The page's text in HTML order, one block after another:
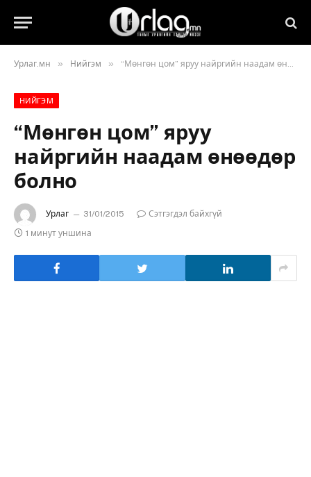
Урлаг.мн » Нийгэм » “Мөнгөн цом” яруу найргийн наадам өнөөдөр болно
НИЙГЭМ
“Мөнгөн цом” яруу
найргийн наадам өнөөдөр
болно
Урлаг 31/01/2015
Сэтгэгдэл байхгүй
1 минут уншина